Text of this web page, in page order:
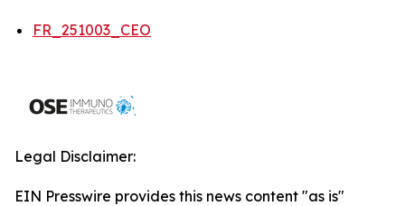
FR_251003_CEO
Legal Disclaimer:
EIN Presswire provides this news content "as is"